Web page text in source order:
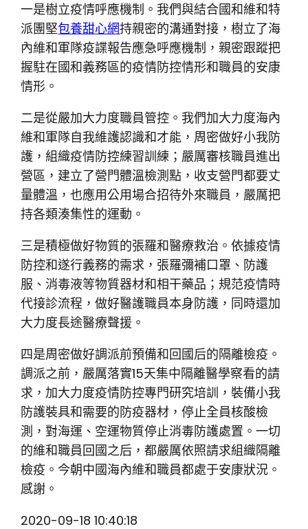
一是樹立疫情呼應機制。我們與結合國和維和特
派團堅包養甜心網持親密的溝通對接，樹立了海
內維和軍隊疫諜報告應急呼應機制，親密跟蹤把
握駐在國和義務區的疫情防控情形和職員的安康
情形。
二是從嚴加大力度職員管控。我們加大力度海內
維和軍隊自我維護認識和才能，周密做好小我防
護，組織疫情防控練習訓練；嚴厲審核職員進出
營區，建立了營門體溫檢測點，收支營門都要丈
量體溫，也應用公用場合招待外來職員，嚴厲把
持各類湊集性的運動。
三是積極做好物質的張羅和醫療救治。依據疫情
防控和遂行義務的需求，張羅彌補口罩、防護
服、消毒液等物質器材和相干藥品；規范疫情時
代接診流程，做好醫護職員本身防護，同時還加
大力度長途醫療聲援。
四是周密做好調派前預備和回國后的隔離檢疫。
調派之前，嚴厲落實15天集中隔離醫學察看的請
求，加大力度疫情防控專門研究培訓，裝備小我
防護裝具和需要的防疫器材，停止全員核酸檢
測，對海運、空運物質停止消毒防護處置。一切
的維和職員回國之后，都嚴厲依照請求組織隔離
檢疫。今朝中國海內維和職員都處于安康狀況。
感謝。
2020-09-18 10:40:18